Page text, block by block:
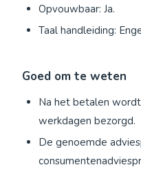
Opvouwbaar: Ja.
Taal handleiding:
Goed om te weten
Na het betalen
werkdagen bezorgd.
De genoemde